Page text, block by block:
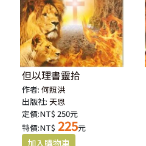
但以理書靈拾
作者:何照洪
出版社:天恩
定價:NT$ 250元
特價:NT$ 225元